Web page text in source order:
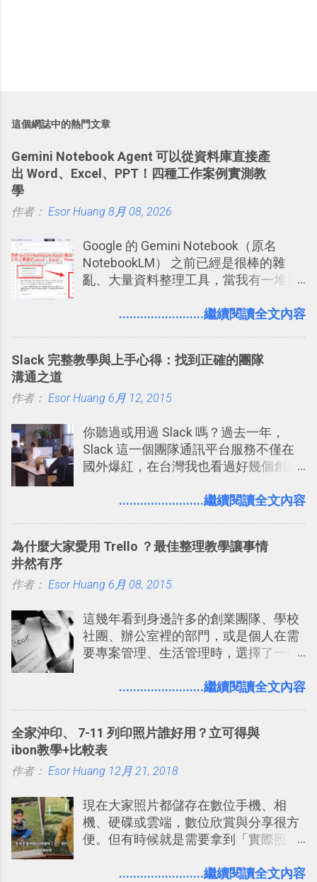
這個網誌中的熱門文章
Gemini Notebook Agent 可以從資料庫直接產
出 Word、Excel、PPT！四種工作案例實測教
學
作者： Esor Huang 8月 08, 2026
Google 的 Gemini Notebook（原名
NotebookLM） 之前已經是很棒的雜
亂、大量資料整理工具，當我有一堆需
量格式不一的混亂工作文件需要彙整，
Codex 這樣的 AI 工作作進階處理。
........................繼續閱讀全文內容
Slack 完整教學與上手心得：找到正確的團隊
溝通之道
作者： Esor Huang 6月 12, 2015
你聽過或用過 Slack 嗎？過去一年，
Slack 這一個團隊通訊平台服務不僅在
國外爆紅，在台灣我也看過好幾個創業
理，到底 Slack 有什麼魅力？它是不是
有機會在一個專案合作中使用了 Slack
點： 1. 「 很有趣 」： Slack 裡擁有跟
聊天打屁、傳送有趣影音圖文的功能。
2. 「 有效率 」：但是 Slack 的頻道、群
組機制讓茶水間的聊天，不會干擾工作
事可以從聊天中記錄重點。 3. 「 有彈性
的軟體則讓同事可以在任何地方和公司
保持聯繫。 如果你需要中文版的同類平
台，可以參考： JANDI 高效率團隊通訊
戶 。 2017/3 新增 ： Sortd for Slack：
改造 Slack 討論串介面變成專案任務排
程看板
........................繼續閱讀全文內容
為什麼大家愛用 Trello ？最佳整理教學讓事情
井然有序
作者： Esor Huang 6月 08, 2015
這幾年看到身邊許多的創業團隊、學校
社團、辦公室裡的部門，或是個人在需
要專案管理、生活管理時，選擇了一個
一個什麼樣的管理工具，讓這麼多人都
念」的管理教學文章： 把 Evernote 當
作 Trello！ Kanbanote 筆記看板管理法
Google Drive 變身 Trello ！幫雲端硬碟
著 Trello ，卻還沒有在電腦玩物上寫過
一篇完整的介紹！雖然錯過了幾年前第
一時間推薦 Trello 的時機，但在這段時
澱自己的使用方法，歸納出「 為什麼值
........................繼續閱讀全文內容
全家沖印、 7-11 列印照片誰好用？立可得與
ibon教學+比較表
作者： Esor Huang 12月 21, 2018
現在大家照片都儲存在數位手機、相
機、硬碟或雲端，數位欣賞與分享很方
便。但有時候就是需要拿到「實際照
要製作家庭相框 用照片來當小禮物 把照
........................繼續閱讀全文內容